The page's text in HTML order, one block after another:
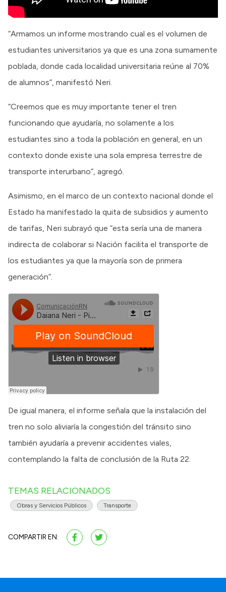
“Armamos un informe mostrando cual es el volumen de
estudiantes universitarios ya que es una zona sumamente
poblada, donde cada localidad universitaria reúne al 70%
de alumnos”, manifestó Neri.
“Creemos que es muy importante tener el tren
funcionando que ayudaría, no solamente a los
estudiantes sino a toda la población en general, en un
contexto donde existe una sola empresa terrestre de
transporte interurbano”, agregó.
Asimismo, en el marco de un contexto nacional donde el
Estado ha manifestado la quita de subsidios y aumento
de tarifas, Neri subrayó que “esta sería una de manera
indirecta de colaborar si Nación facilita el transporte de
los estudiantes ya que la mayoría son de primera
generación”.
De igual manera, el informe señala que la instalación del
tren no solo aliviaría la congestión del tránsito sino
también ayudaría a prevenir accidentes viales,
contemplando la falta de conclusión de la Ruta 22.
TEMAS RELACIONADOS
Obras y Servicios Públicos Transporte
COMPARTIR EN: